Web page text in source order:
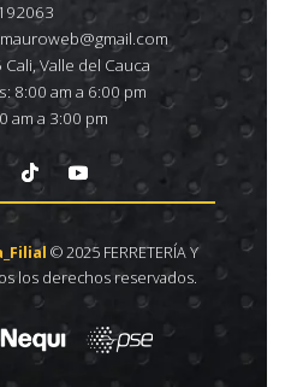
Valle del Cauca
8:00 am a 6:00 pm
am a 3:00 pm
© 2025 FERRETERÍA Y
los derechos reservados.